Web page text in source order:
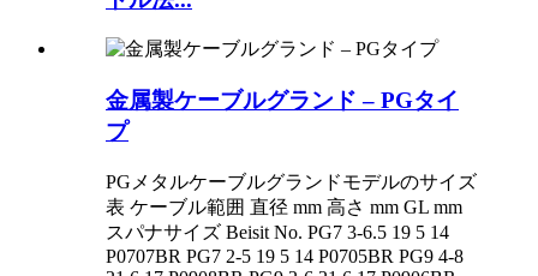
金属製ケーブルグランド – PGタイ
プ
PGメタルケーブルグランドモデルのサイズ
表 ケーブル範囲 直径 mm 高さ mm GL mm
スパナサイズ Beisit No. PG7 3-6.5 19 5 14
P0707BR PG7 2-5 19 5 14 P0705BR PG9 4-8